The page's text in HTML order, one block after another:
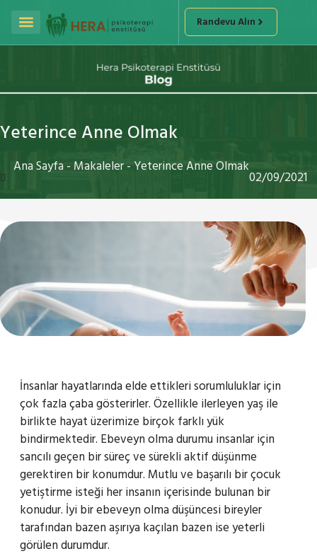
Randevu Alın
Yeterince Anne Olmak
Ana Sayfa- Makaleler- Yeterince Anne Olmak
02/09/2021
İnsanlar hayatlarında elde ettikleri sorumluluklar için
çok fazla çaba gösterirler. Özellikle ilerleyen yaş ile
birlikte hayat üzerimize birçok farklı yük
bindirmektedir. Ebeveyn olma durumu insanlar için
sancılı geçen bir süreç ve sürekli aktif düşünme
gerektiren bir konumdur. Mutlu ve başarılı bir çocuk
yetiştirme isteği her insanın içerisinde bulunan bir
konudur. İyi bir ebeveyn olma düşüncesi bireyler
tarafından bazen aşırıya kaçılan bazen ise yeterli
görülen durumdur.